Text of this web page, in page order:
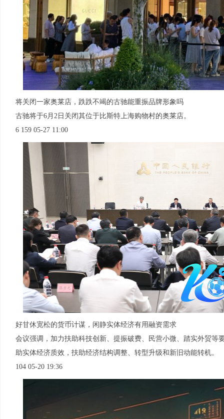
将关闭一家奥莱店，跌跌不竭的古驰能重振品牌形象吗
古驰将于6月2日关闭其位于比斯特上海购物村的奥莱店。
6 159 05-27 11:00
好甘休宽松的货币计谋，闲静实体经济有用融资需求
会议强调，加力扶助科技创新、提振破费、民营小微、踏实外贸等
助实体经济质效，扶助经济结构调整、转型升级和新旧动能转机。
104 05-20 19:36